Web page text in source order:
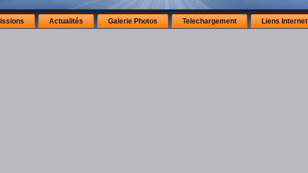
Actualités Galerie Photos Telechargement
Liens Internet